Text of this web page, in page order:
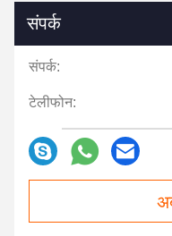
संपर्क
संपर्क:
टेलीफोन: